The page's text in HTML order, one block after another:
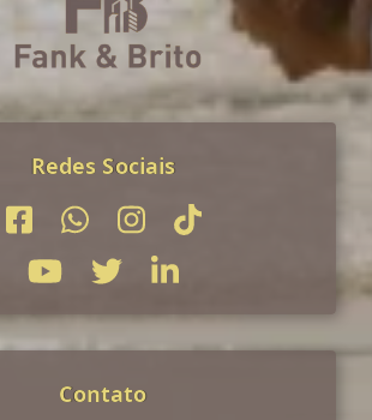
Redes Sociais
Contato